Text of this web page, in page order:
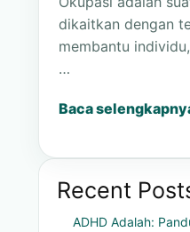
dikaitkan dengan
membantu
…
Baca
Recent
ADHD Adalah: